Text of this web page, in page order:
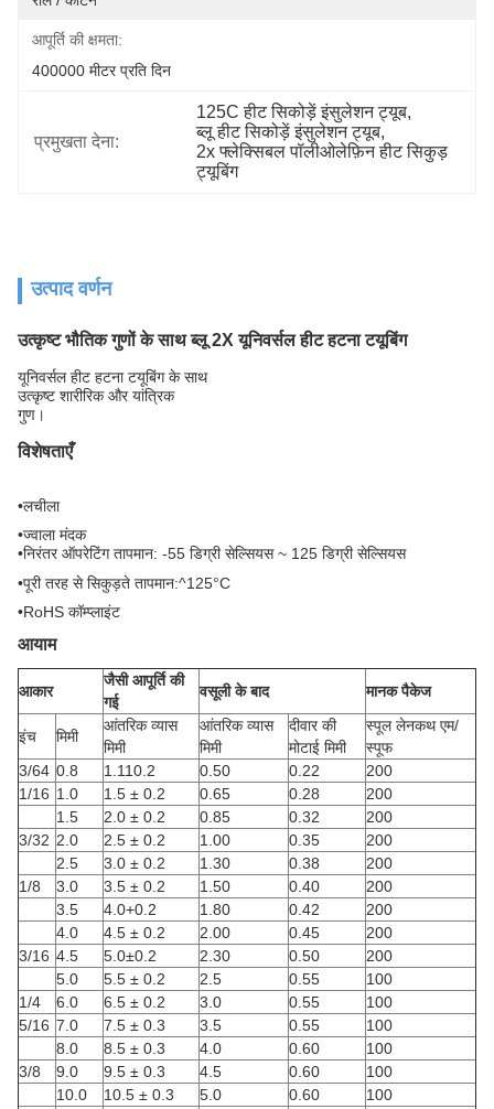
आपूर्ति की क्षमता:
400000 मीटर प्रति दिन
प्रमुखता देना:
125C हीट सिकोड़ें इंसुलेशन ट्यूब,
ब्लू हीट सिकोड़ें इंसुलेशन ट्यूब,
2x फ्लेक्सिबल पॉलीओलेफ़िन हीट सिकुड़
ट्यूबिंग
उत्पाद वर्णन
उत्कृष्ट भौतिक गुणों के साथ ब्लू 2X यूनिवर्सल हीट हटना टयूबिंग
यूनिवर्सल हीट हटना टयूबिंग के साथ
उत्कृष्ट शारीरिक और यांत्रिक
गुण।
विशेषताएँ
•लचीला
•ज्वाला मंदक
•निरंतर ऑपरेटिंग तापमान: -55 डिग्री सेल्सियस ~ 125 डिग्री सेल्सियस
•पूरी तरह से सिकुड़ते तापमान:^125°C
•RoHS कॉम्प्लाइंट
आयाम
आकार
जैसी आपूर्ति की
गई
वसूली के बाद मानक पैकेज
इंच मिमी
आंतरिक व्यास
मिमी
आंतरिक व्यास
मिमी
दीवार की
मोटाई मिमी
स्पूल लेनकथ एम/
स्पूफ
3/64 0.8 1.110.2 0.50 0.22
200
1/16 1.0 1.5 ± 0.2 0.65 0.28
200
1.5
2.0 ± 0.2 0.85 0.32
200
3/32 2.0 2.5 ± 0.2 1.00 0.35
200
2.5
3.0 ± 0.2 1.30 0.38
200
1/8
3.0 3.5 ± 0.2 1.50 0.40
200
3.5
4.0+0.2 1.80 0.42
200
4.0
4.5 ± 0.2 2.00 0.45
200
3/16 4.5 5.0±0.2 2.30 0.50
200
5.0
5.5 ± 0.2 2.5 0.55
100
1/4
6.0 6.5 ± 0.2 3.0 0.55
100
5/16 7.0 7.5 ± 0.3 3.5 0.55
100
8.0
8.5 ± 0.3 4.0 0.60
100
3/8
9.0 9.5 ± 0.3 4.5 0.60
100
10.0
10.5 ± 0.3 5.0 0.60
100